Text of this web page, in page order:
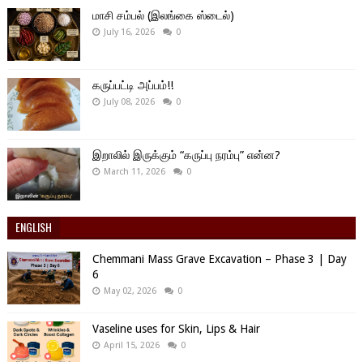
மாசி சம்பல் (இலங்கை ஸ்டைல்)
July 16, 2026 0
கருப்பட்டி அப்பம்!!
July 08, 2026 0
இறாலில் இருக்கும் “கருப்பு நரம்பு” என்ன?
March 11, 2026 0
ENGLISH
Chemmani Mass Grave Excavation – Phase 3 | Day
6
May 02, 2026 0
Vaseline uses for Skin, Lips & Hair
April 15, 2026 0